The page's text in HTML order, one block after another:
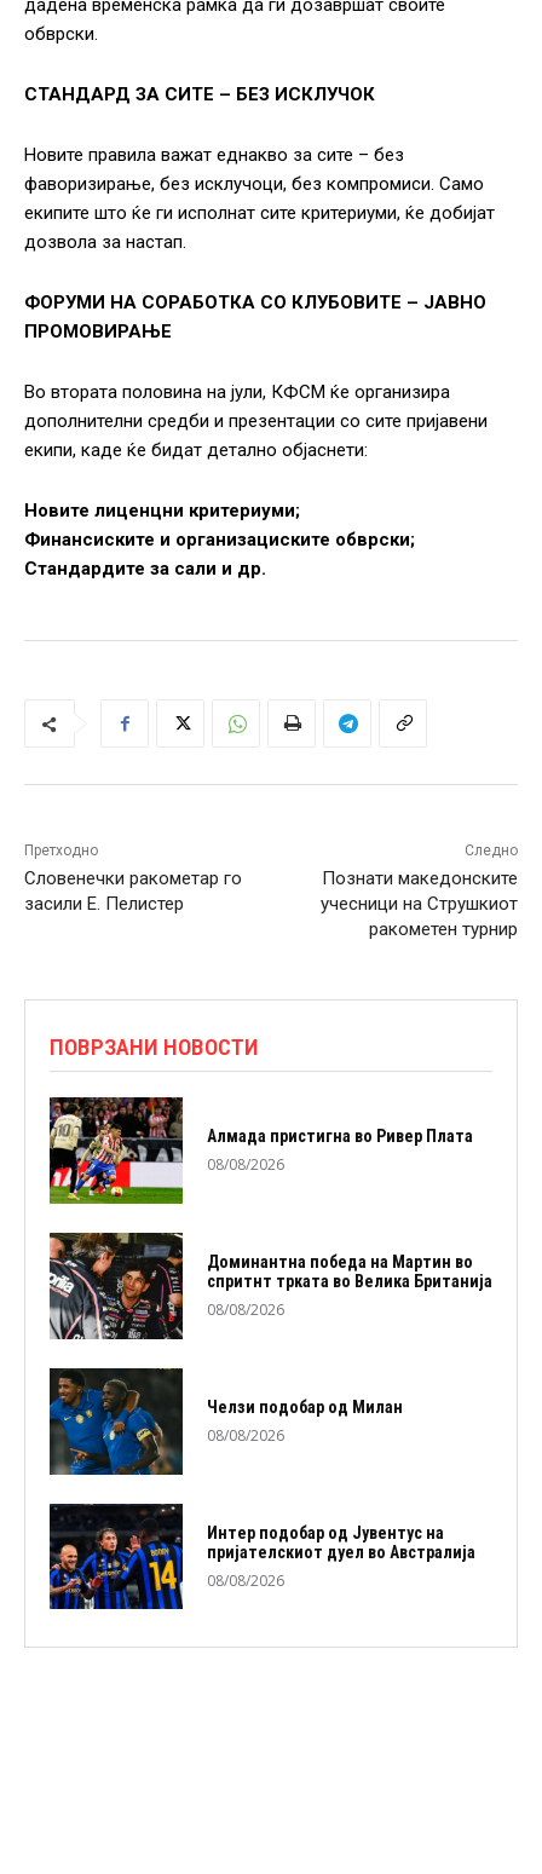
дадена временска рамка да ги дозавршат своите
обврски.
СТАНДАРД ЗА СИТЕ – БЕЗ ИСКЛУЧОК
Новите правила важат еднакво за сите – без
фаворизирање, без исклучоци, без компромиси. Само
екипите што ќе ги исполнат сите критериуми, ќе добијат
дозвола за настап.
ФОРУМИ НА СОРАБОТКА СО КЛУБОВИТЕ – ЈАВНО
ПРОМОВИРАЊЕ
Во втората половина на јули, КФСМ ќе организира
дополнителни средби и презентации со сите пријавени
екипи, каде ќе бидат детално објаснети:
Новите лиценцни критериуми;
Финансиските и организациските обврски;
Стандардите за сали и др.
Претходно
Словенечки ракометар го
засили Е. Пелистер
Следно
Познати македонските
учесници на Струшкиот
ракометен турнир
ПОВРЗАНИ НОВОСТИ
Алмада пристигна во Ривер Плата
08/08/2026
Доминантна победа на Мартин во
спритнт трката во Велика Британија
08/08/2026
Челзи подобaр од Милан
08/08/2026
Интер подобар од Јувентус на
пријателскиот дуел во Австралија
08/08/2026